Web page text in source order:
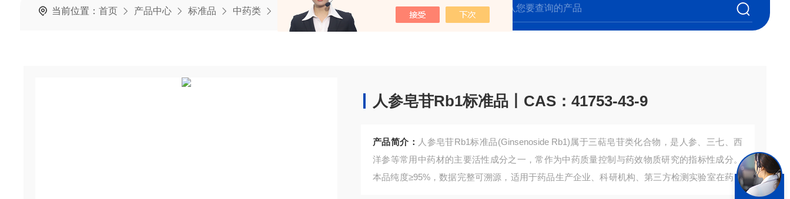
当前位置： 首页 产品中心 标准品 中药类 中药类人参皂苷Rb1标准品丨CAS：41753-43-9
人参皂苷Rb1标准品丨CAS：41753-43-9
产品简介： 人参皂苷Rb1标准品(Ginsenoside Rb1)属于三萜皂苷类化合物，是人参、三七、西
洋参等常用中药材的主要活性成分之一，常作为中药质量控制与药效物质研究的指标性成分。
本品纯度≥95%，数据完整可溯源，适用于药品生产企业、科研机构、第三方检测实验室在药材